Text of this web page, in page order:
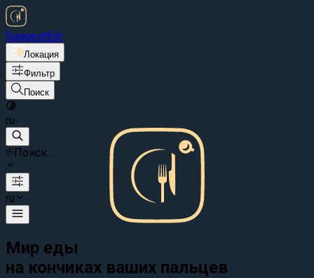
SuggestEat
Локация
Фильтр
Поиск
ru
Поиск...
ru
Мир еды
на кончиках ваших пальцев